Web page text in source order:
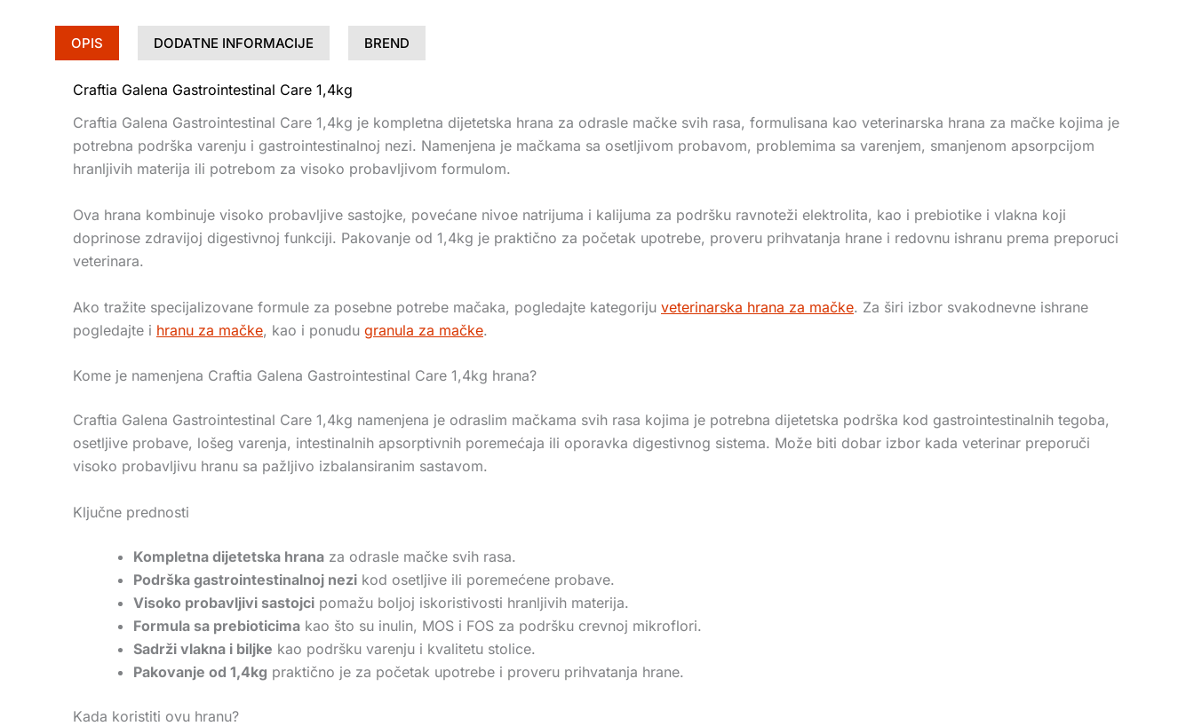
OPIS DODATNE INFORMACIJE BREND
Craftia Galena Gastrointestinal Care 1,4kg
Craftia Galena Gastrointestinal Care 1,4kg je kompletna dijetetska hrana za odrasle mačke svih rasa, formulisana kao veterinarska hrana za mačke kojima je
potrebna podrška varenju i gastrointestinalnoj nezi. Namenjena je mačkama sa osetljivom probavom, problemima sa varenjem, smanjenom apsorpcijom
hranljivih materija ili potrebom za visoko probavljivom formulom.
Ova hrana kombinuje visoko probavljive sastojke, povećane nivoe natrijuma i kalijuma za podršku ravnoteži elektrolita, kao i prebiotike i vlakna koji
doprinose zdravijoj digestivnoj funkciji. Pakovanje od 1,4kg je praktično za početak upotrebe, proveru prihvatanja hrane i redovnu ishranu prema preporuci
veterinara.
Ako tražite specijalizovane formule za posebne potrebe mačaka, pogledajte kategoriju veterinarska hrana za mačke. Za širi izbor svakodnevne ishrane
pogledajte i hranu za mačke, kao i ponudu granula za mačke.
Kome je namenjena Craftia Galena Gastrointestinal Care 1,4kg hrana?
Craftia Galena Gastrointestinal Care 1,4kg namenjena je odraslim mačkama svih rasa kojima je potrebna dijetetska podrška kod gastrointestinalnih tegoba,
osetljive probave, lošeg varenja, intestinalnih apsorptivnih poremećaja ili oporavka digestivnog sistema. Može biti dobar izbor kada veterinar preporuči
visoko probavljivu hranu sa pažljivo izbalansiranim sastavom.
Ključne prednosti
Kompletna dijetetska hrana za odrasle mačke svih rasa.
Podrška gastrointestinalnoj nezi kod osetljive ili poremećene probave.
Visoko probavljivi sastojci pomažu boljoj iskoristivosti hranljivih materija.
Formula sa prebioticima kao što su inulin, MOS i FOS za podršku crevnoj mikroflori.
Sadrži vlakna i biljke kao podršku varenju i kvalitetu stolice.
Pakovanje od 1,4kg praktično je za početak upotrebe i proveru prihvatanja hrane.
Kada koristiti ovu hranu?